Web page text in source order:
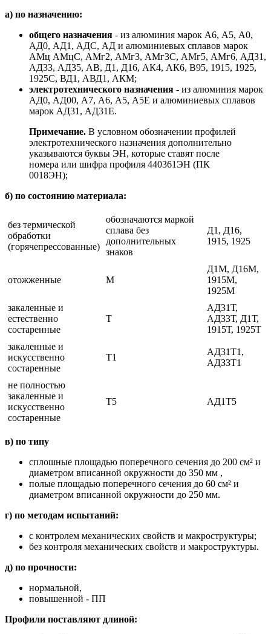
а) по назначению:
общего назначения - из алюминия марок А6, А5, А0,
АД0, АД1, АДС, АД и алюминиевых сплавов марок
АМц АМцС, АМг2, АМг3, АМг3С, АМг5, АМг6, АД31,
АД33, АД35, АВ, Д1, Д16, АК4, АК6, В95, 1915, 1925,
1925С, ВД1, АВД1, АКМ;
электротехнического назначения - из алюминия марок
АД0, АД00, А7, А6, А5, А5Е и алюминиевых сплавов
марок АД31, АД31Е.
Примечание. В условном обозначении профилей
электротехнического назначения дополнительно
указываются буквы ЭН, которые ставят после
номера или шифра профиля 440361ЭН (ПК
0018ЭН);
б) по состоянию материала:
без термической
обработки
(горячепрессованные)
обозначаются маркой
сплава без
дополнительных
знаков
Д1, Д16,
1915, 1925
отожженные М
Д1М, Д16М,
1915М,
1925М
закаленные и
естественно
состаренные
Т
АД31Т,
АД33Т, Д1Т,
1915Т, 1925Т
закаленные и
искусственно
состаренные
Т1
АД31Т1,
АДЗЗТ1
не полностью
закаленные и
искусственно
состаренные
Т5 АД1Т5
в) по типу
сплошные площадью поперечного сечения до 200 см² и
диаметром вписанной окружности до 350 мм ,
полые площадью поперечного сечения до 60 см² и
диаметром вписанной окружности до 250 мм.
г) по методам испытаний:
с контролем механических свойств и макроструктуры;
без контроля механических свойств и макроструктуры.
д) по прочности:
нормальной,
повышенной - ПП
Профили поставляют длиной: